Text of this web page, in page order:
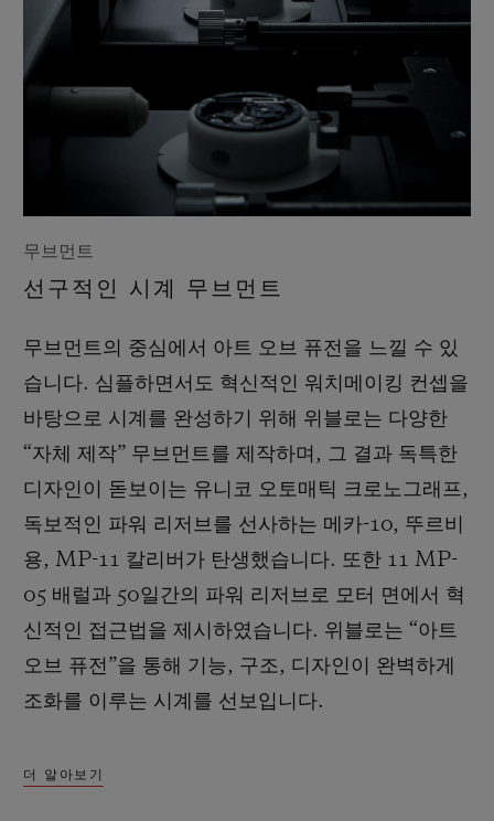
무브먼트
선구적인 시계 무브먼트
무브먼트의 중심에서 아트 오브 퓨전을 느낄 수 있
습니다. 심플하면서도 혁신적인 워치메이킹 컨셉을
바탕으로 시계를 완성하기 위해 위블로는 다양한
“자체 제작” 무브먼트를 제작하며, 그 결과 독특한
디자인이 돋보이는 유니코 오토매틱 크로노그래프,
독보적인 파워 리저브를 선사하는 메카-10, 뚜르비
용, MP-11 칼리버가 탄생했습니다. 또한 11 MP-
05 배럴과 50일간의 파워 리저브로 모터 면에서 혁
신적인 접근법을 제시하였습니다. 위블로는 “아트
오브 퓨전”을 통해 기능, 구조, 디자인이 완벽하게
조화를 이루는 시계를 선보입니다.
더 알아보기